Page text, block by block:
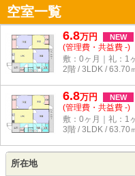
空室一覧
6.8万円 NEW
(管理費・共益費 -)
敷：0ヶ月｜礼：1
2階 / 3LDK / 63.70
6.8万円 NEW
(管理費・共益費 -)
敷：0ヶ月｜礼：1
3階 / 3LDK / 63.70
所在地